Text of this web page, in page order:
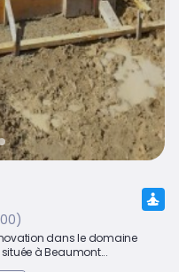
dans le domaine
à Beaumont...